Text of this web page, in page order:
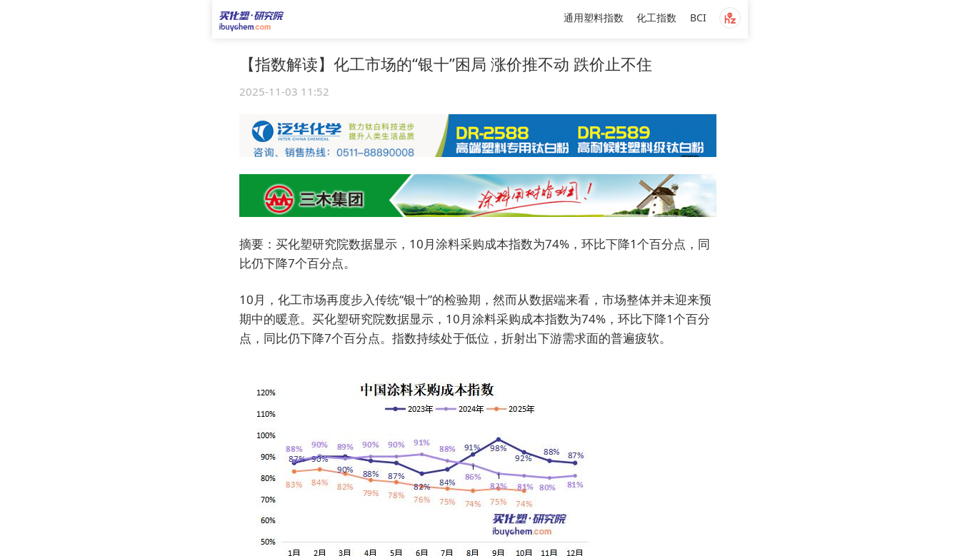
BCI
化工指数
通用塑料指数
【指数解读】化工市场的“银十”困局 涨价推不动 跌价止不住
2025-11-03 11:52
摘要：买化塑研究院数据显示，10月涂料采购成本指数为74%，环比下降1个百分点，同
比仍下降7个百分点。
10月，化工市场再度步入传统“银十”的检验期，然而从数据端来看，市场整体并未迎来预
期中的暖意。 买化塑研究院数据显示，10月涂料采购成本指数为74%，环比下降1个百分
点，同比仍下降7个百分点。指数持续处于低位，折射出下游需求面的普遍疲软。